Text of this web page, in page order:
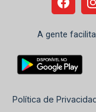
A gente
Política de